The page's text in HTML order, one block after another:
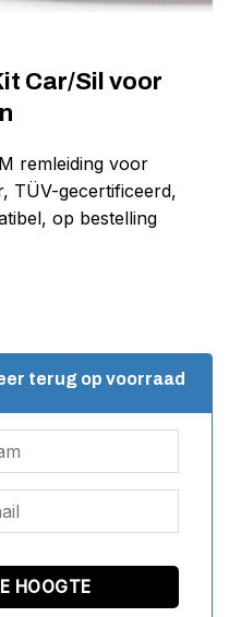
Car/Sil voor
remleiding voor
TÜV-gecertificeerd,
op bestelling
terug op voorraad